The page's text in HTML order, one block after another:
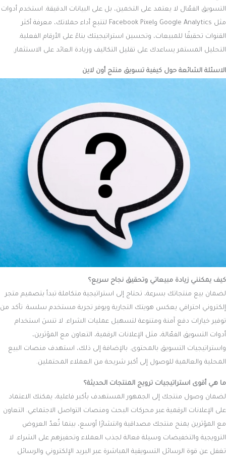
التسويق الفعّال لا يعتمد على التخمين، بل على البيانات الدقيقة. استخدم أدوات
مثل Google Analytics وFacebook Pixel لتتبع أداء حملاتك، معرفة أكثر
القنوات تحقيقًا للمبيعات، وتحسين استراتيجيتك بناءً على الأرقام الفعلية.
التحليل المستمر يساعدك على تقليل التكاليف وزيادة العائد على الاستثمار.
الاسئلة الشائعة حول كيفية تسويق منتج أون لاين
كيف يمكنني زيادة مبيعاتي وتحقيق نجاح سريع؟
لضمان بيع منتجاتك بسرعة، تحتاج إلى استراتيجية متكاملة تبدأ بتصميم متجر
إلكتروني احترافي يعكس هويتك التجارية ويوفر تجربة مستخدم سلسة. تأكد من
توفير خيارات دفع آمنة ومتنوعة لتسهيل عمليات الشراء. لا تنسَ استخدام
أدوات التسويق الفعّالة، مثل الإعلانات الرقمية، التعاون مع المؤثرين،
واستراتيجيات التسويق بالمحتوى. بالإضافة إلى ذلك، استهدف منصات البيع
المحلية والعالمية للوصول إلى أكبر شريحة من العملاء المحتملين.
ما هي أقوى استراتيجيات ترويج المنتجات الحديثة؟
لضمان وصول منتجك إلى الجمهور المستهدف بأكبر فاعلية، يمكنك الاعتماد
على الإعلانات الرقمية عبر محركات البحث ومنصات التواصل الاجتماعي. التعاون
مع المؤثرين يمنح منتجك مصداقية وانتشارًا أوسع، بينما تُعدّ العروض
الترويجية والتخفيضات وسيلة فعالة لجذب العملاء وتحفيزهم على الشراء. لا
تغفل عن قوة الرسائل التسويقية المباشرة عبر البريد الإلكتروني والرسائل